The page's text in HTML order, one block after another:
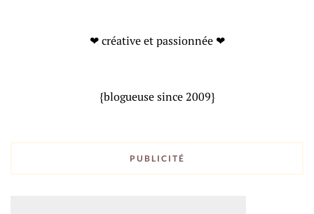
❤ créative et passionnée ❤
{blogueuse since 2009}
PUBLICITÉ